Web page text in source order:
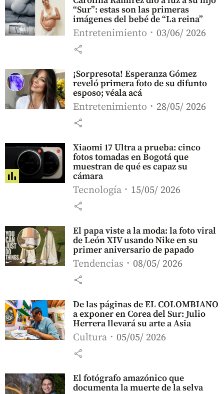
“Sur”: estas son las primeras
imágenes del bebé de “La reina”
Entretenimiento 03/06/ 2026
share
¡Sorpresota! Esperanza Gómez
reveló primera foto de su difunto
esposo; véala acá
Entretenimiento 28/05/ 2026
share
Xiaomi 17 Ultra a prueba: cinco
fotos tomadas en Bogotá que
muestran de qué es capaz su
cámara
Tecnología 15/05/ 2026
share
El papa viste a la moda: la foto viral
de León XIV usando Nike en su
primer aniversario de papado
Tendencias 08/05/ 2026
share
De las páginas de EL COLOMBIANO
a exponer en Corea del Sur: Julio
Herrera llevará su arte a Asia
Cultura 05/05/ 2026
share
El fotógrafo amazónico que
documenta la muerte de la selva